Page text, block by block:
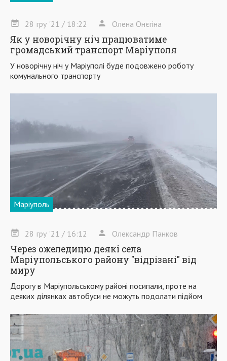
28 гру '21 / 18:22 Олена Онєгіна
Як у новорічну ніч працюватиме
громадський транспорт Маріуполя
У новорічну ніч у Маріуполі буде подовжено роботу
комунального транспорту
Маріуполь
28 гру '21 / 16:12 Олександр Панков
Через ожеледицю деякі села
Маріупольського району "відрізані" від
миру
Дорогу в Маріупольському районі посипали, проте на
деяких ділянках автобуси не можуть подолати підйом